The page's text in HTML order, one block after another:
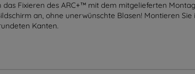
das Fixieren des ARC+™ mit dem mitgelieferten
an, ohne unerwünschte Blasen! Montieren
Kanten.